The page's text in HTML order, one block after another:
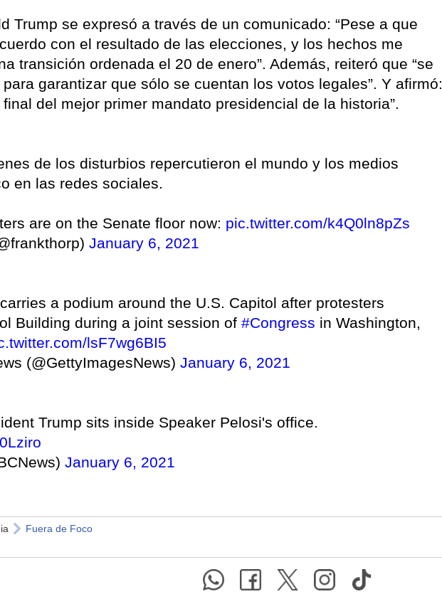
Trump se expresó a través de un comunicado: “Pese a que
con el resultado de las elecciones, y los hechos me
transición ordenada el 20 de enero”. Además, reiteró que “se
garantizar que sólo se cuentan los votos legales”. Y afirmó:
del mejor primer mandato presidencial de la historia”.
de los disturbios repercutieron el mundo y los medios
en las redes sociales.
are on the Senate floor now: pic.twitter.com/k4Q0ln8pZs
January 6, 2021
a podium around the U.S. Capitol after protesters
Building during a joint session of #Congress in Washington,
lsF7wg6BI5
(@GettyImagesNews) January 6, 2021
Trump sits inside Speaker Pelosi's office.
January 6, 2021
Fuera de Foco